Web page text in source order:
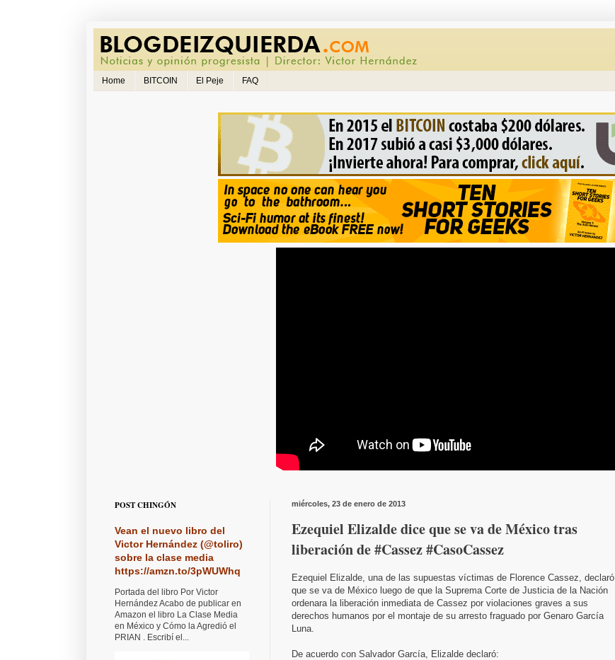
Home BITCOIN El Peje FAQ
miércoles, 23 de enero de 2013
Ezequiel Elizalde dice que se va de México tras
liberación de #Cassez #CasoCassez
Ezequiel Elizalde, una de las supuestas víctimas de Florence Cassez, declaró
que se va de México luego de que la Suprema Corte de Justicia de la Nación
ordenara la liberación inmediata de Cassez por violaciones graves a sus
derechos humanos por el montaje de su arresto fraguado por Genaro García
Luna.
De acuerdo con Salvador García, Elizalde declaró:
POST CHINGÓN
Vean el nuevo libro del
Victor Hernández (@toliro)
sobre la clase media
https://amzn.to/3pWUWhq
Portada del libro Por Victor
Hernández Acabo de publicar en
Amazon el libro La Clase Media
en México y Cómo la Agredió el
PRIAN . Escribí el...